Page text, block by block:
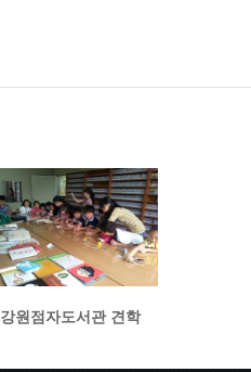
강원점자도서관 견학